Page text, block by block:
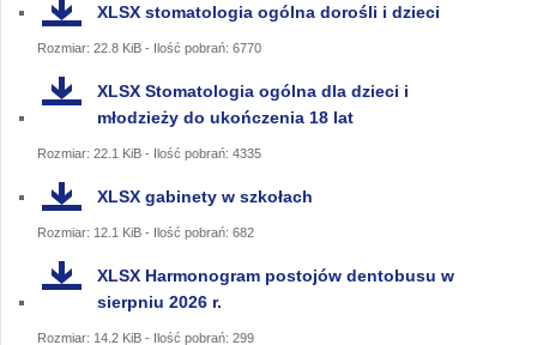
XLSX stomatologia ogólna dorośli i dzieci
Rozmiar: 22.8 KiB - Ilość pobrań: 6770
XLSX Stomatologia ogólna dla dzieci i
młodzieży do ukończenia 18 lat
Rozmiar: 22.1 KiB - Ilość pobrań: 4335
XLSX gabinety w szkołach
Rozmiar: 12.1 KiB - Ilość pobrań: 682
XLSX Harmonogram postojów dentobusu w
sierpniu 2026 r.
Rozmiar: 14.2 KiB - Ilość pobrań: 299